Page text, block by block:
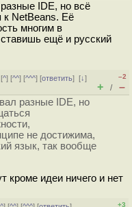
IDE, но всё
к NetBeans. Её
многим в
ещё и русский
^] [^^] [^^^] [ответить][↓]
–2
+ / –
разные IDE, но
не достижима,
язык, так вообще
кроме идеи ничего и нет
+3